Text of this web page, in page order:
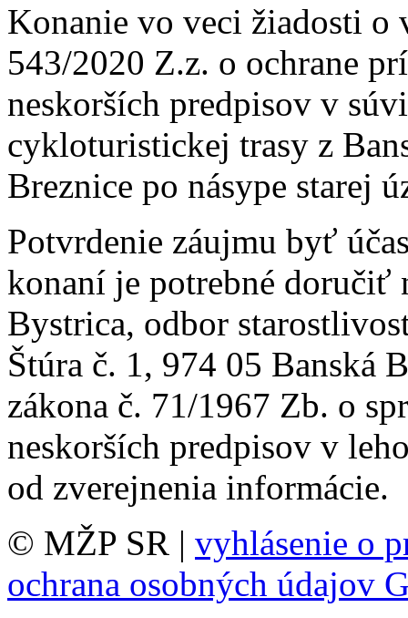
Konanie vo veci žiadosti o
543/2020 Z.z. o ochrane
neskorších predpisov v
cykloturistickej trasy z
Breznice po násype starej
Potvrdenie záujmu byť
konaní je potrebné doručiť
Bystrica, odbor
Štúra č. 1, 974 05 Banská
zákona č. 71/1967 Zb. o
neskorších predpisov v
od zverejnenia informácie.
© MŽP SR | vyhlásenie o
ochrana osobných údajov